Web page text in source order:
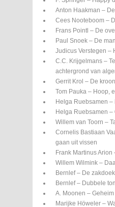
Anton Haakman –
Cees Nooteboom –
Frans Pointl – De
Paul Snoek – De
Judicus Verstegen –
C.C. Krijgelmans –
achtergrond van
Gerrit Krol – De
Tom Pauka – Hoop,
Helga Ruebsamen –
Helga Ruebsamen –
Willem van Toorn –
Cornelis Bastiaan
gaan uit vissen
Frank Martinus Arion
Willem Wilmink –
Bernlef – De zakdoek
Bernlef – Dubbele
A. Moonen –
Marijke Höweler –